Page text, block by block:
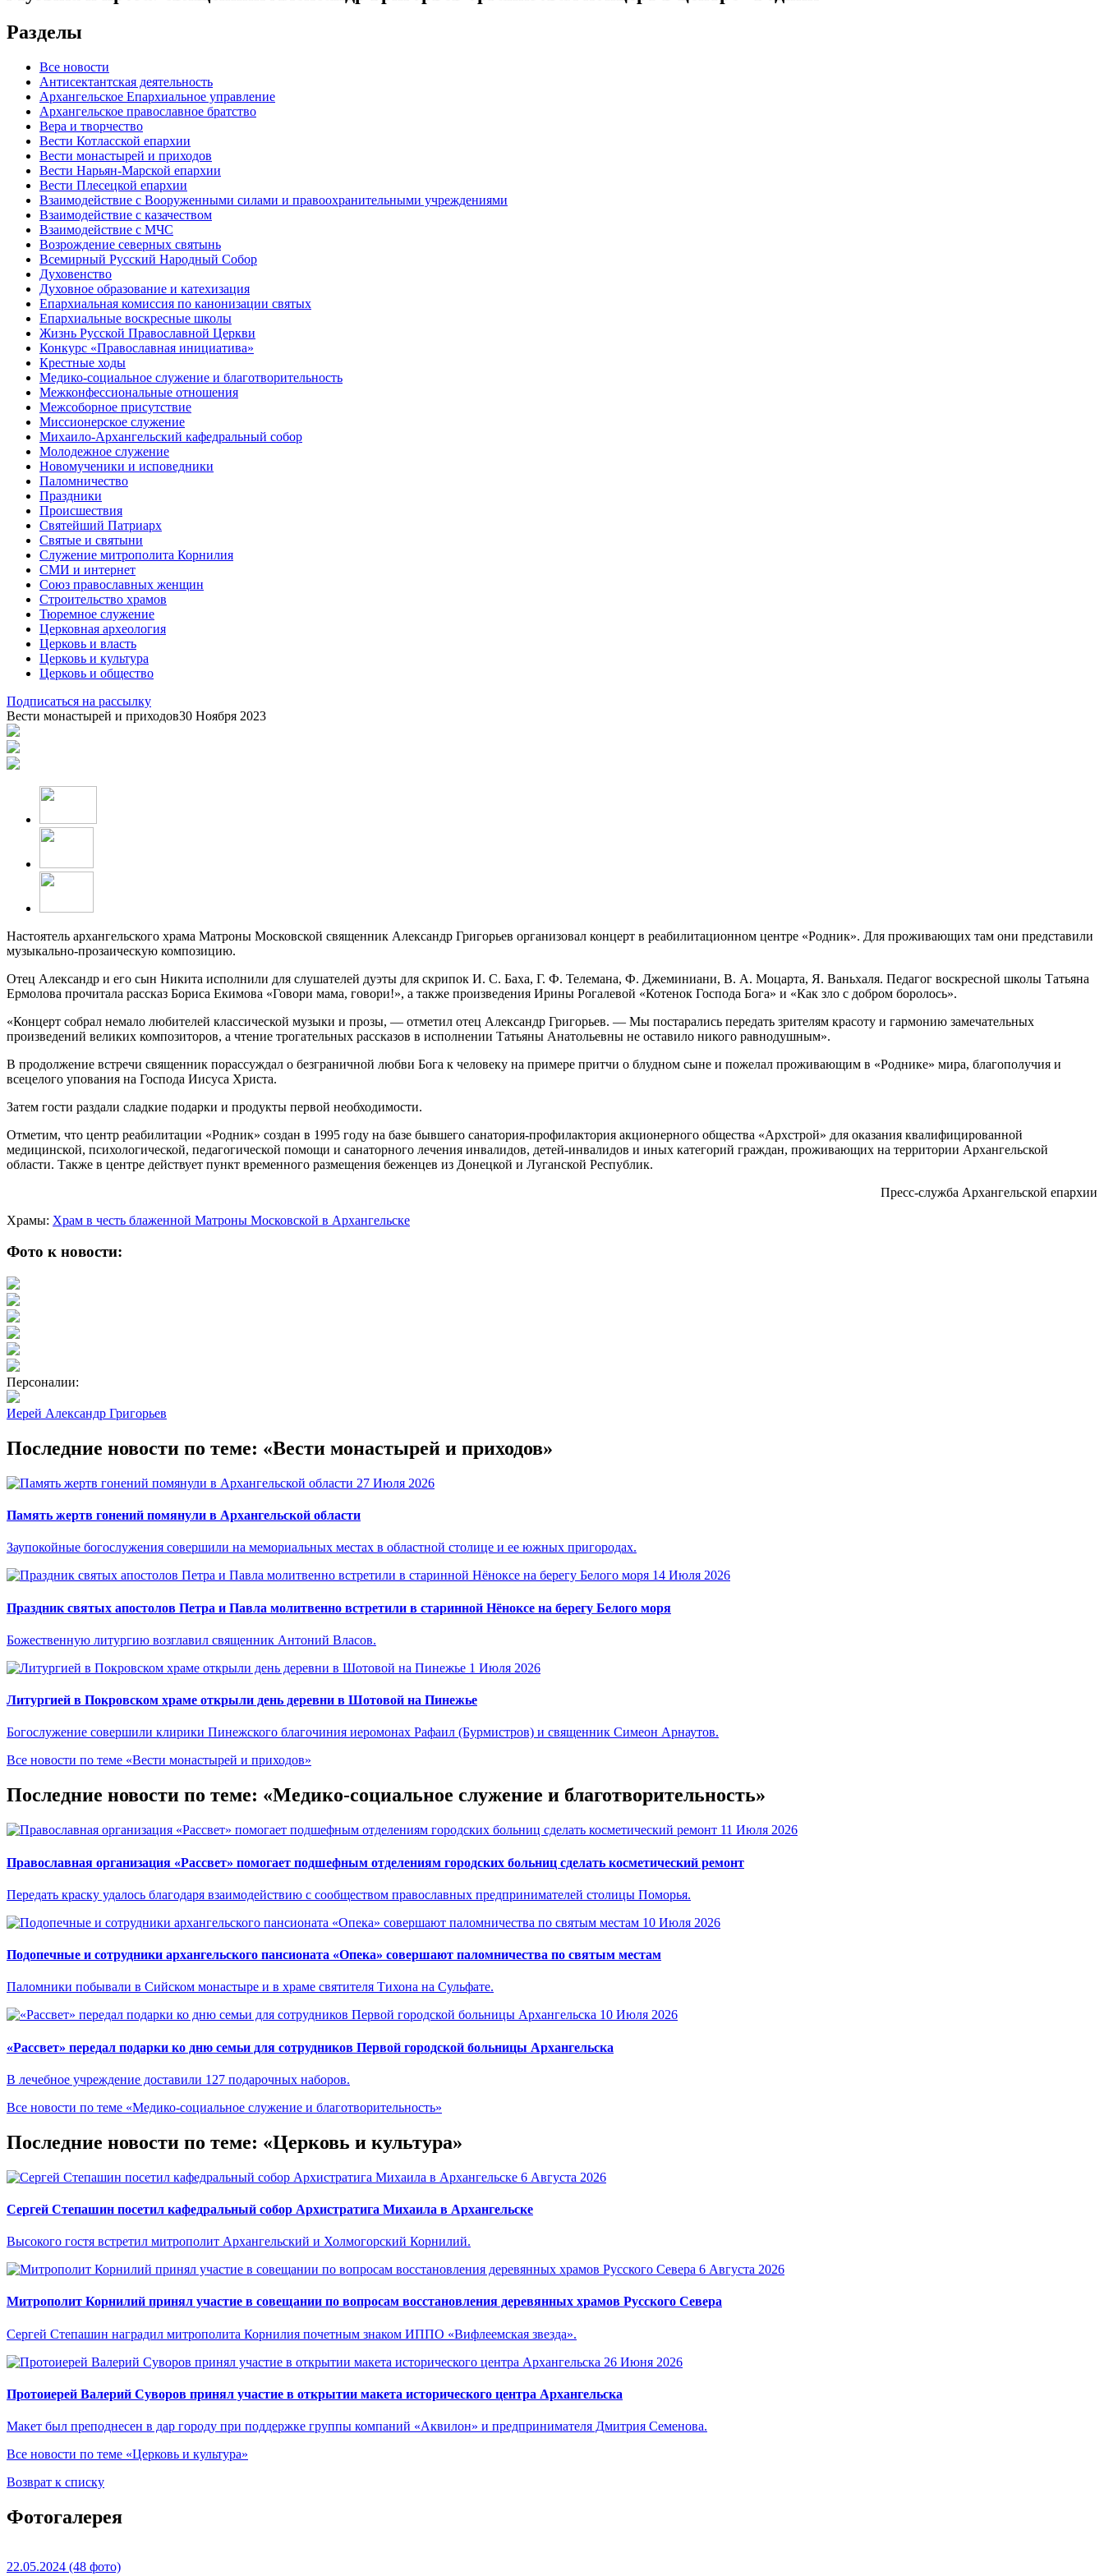
Разделы
Все новости
Антисектантская деятельность
Архангельское Епархиальное управление
Архангельское православное братство
Вера и творчество
Вести Котласской епархии
Вести монастырей и приходов
Вести Нарьян-Марской епархии
Вести Плесецкой епархии
Взаимодействие с Вооруженными силами и правоохранительными учреждениями
Взаимодействие с казачеством
Взаимодействие с МЧС
Возрождение северных святынь
Всемирный Русский Народный Собор
Духовенство
Духовное образование и катехизация
Епархиальная комиссия по канонизации святых
Епархиальные воскресные школы
Жизнь Русской Православной Церкви
Конкурс «Православная инициатива»
Крестные ходы
Медико-социальное служение и благотворительность
Межконфессиональные отношения
Межсоборное присутствие
Миссионерское служение
Михаило-Архангельский кафедральный собор
Молодежное служение
Новомученики и исповедники
Паломничество
Праздники
Происшествия
Святейший Патриарх
Святые и святыни
Служение митрополита Корнилия
СМИ и интернет
Союз православных женщин
Строительство храмов
Тюремное служение
Церковная археология
Церковь и власть
Церковь и культура
Церковь и общество
Подписаться на рассылку
Вести монастырей и приходов30 Ноября 2023
Настоятель архангельского храма Матроны Московской священник Александр Григорьев организовал концерт в реабилитационном центре «Родник». Для проживающих там они представили
музыкально-прозаическую композицию.
Отец Александр и его сын Никита исполнили для слушателей дуэты для скрипок И. С. Баха, Г. Ф. Телемана, Ф. Джеминиани, В. А. Моцарта, Я. Ваньхаля. Педагог воскресной школы Татьяна
Ермолова прочитала рассказ Бориса Екимова «Говори мама, говори!», а также произведения Ирины Рогалевой «Котенок Господа Бога» и «Как зло с добром боролось».
«Концерт собрал немало любителей классической музыки и прозы, — отметил отец Александр Григорьев. — Мы постарались передать зрителям красоту и гармонию замечательных
произведений великих композиторов, а чтение трогательных рассказов в исполнении Татьяны Анатольевны не оставило никого равнодушным».
В продолжение встречи священник порассуждал о безграничной любви Бога к человеку на примере притчи о блудном сыне и пожелал проживающим в «Роднике» мира, благополучия и
всецелого упования на Господа Иисуса Христа.
Затем гости раздали сладкие подарки и продукты первой необходимости.
Отметим, что центр реабилитации «Родник» создан в 1995 году на базе бывшего санатория-профилактория акционерного общества «Архстрой» для оказания квалифицированной
медицинской, психологической, педагогической помощи и санаторного лечения инвалидов, детей-инвалидов и иных категорий граждан, проживающих на территории Архангельской
области. Также в центре действует пункт временного размещения беженцев из Донецкой и Луганской Республик.
Пресс-служба Архангельской епархии
Храмы: Храм в честь блаженной Матроны Московской в Архангельске
Фото к новости:
Персоналии:
Иерей Александр Григорьев
Последние новости по теме: «Вести монастырей и приходов»
27 Июля 2026
Память жертв гонений помянули в Архангельской области
Заупокойные богослужения совершили на мемориальных местах в областной столице и ее южных пригородах.
14 Июля 2026
Праздник святых апостолов Петра и Павла молитвенно встретили в старинной Нёноксе на берегу Белого моря
Божественную литургию возглавил священник Антоний Власов.
1 Июля 2026
Литургией в Покровском храме открыли день деревни в Шотовой на Пинежье
Богослужение совершили клирики Пинежского благочиния иеромонах Рафаил (Бурмистров) и священник Симеон Арнаутов.
Все новости по теме «Вести монастырей и приходов»
Последние новости по теме: «Медико-социальное служение и благотворительность»
11 Июля 2026
Православная организация «Рассвет» помогает подшефным отделениям городских больниц сделать косметический ремонт
Передать краску удалось благодаря взаимодействию с сообществом православных предпринимателей столицы Поморья.
10 Июля 2026
Подопечные и сотрудники архангельского пансионата «Опека» совершают паломничества по святым местам
Паломники побывали в Сийском монастыре и в храме святителя Тихона на Сульфате.
10 Июля 2026
«Рассвет» передал подарки ко дню семьи для сотрудников Первой городской больницы Архангельска
В лечебное учреждение доставили 127 подарочных наборов.
Все новости по теме «Медико-социальное служение и благотворительность»
Последние новости по теме: «Церковь и культура»
6 Августа 2026
Сергей Степашин посетил кафедральный собор Архистратига Михаила в Архангельске
Высокого гостя встретил митрополит Архангельский и Холмогорский Корнилий.
6 Августа 2026
Митрополит Корнилий принял участие в совещании по вопросам восстановления деревянных храмов Русского Севера
Сергей Степашин наградил митрополита Корнилия почетным знаком ИППО «Вифлеемская звезда».
26 Июня 2026
Протоиерей Валерий Суворов принял участие в открытии макета исторического центра Архангельска
Макет был преподнесен в дар городу при поддержке группы компаний «Аквилон» и предпринимателя Дмитрия Семенова.
Все новости по теме «Церковь и культура»
Возврат к списку
Фотогалерея
22.05.2024 (48 фото)